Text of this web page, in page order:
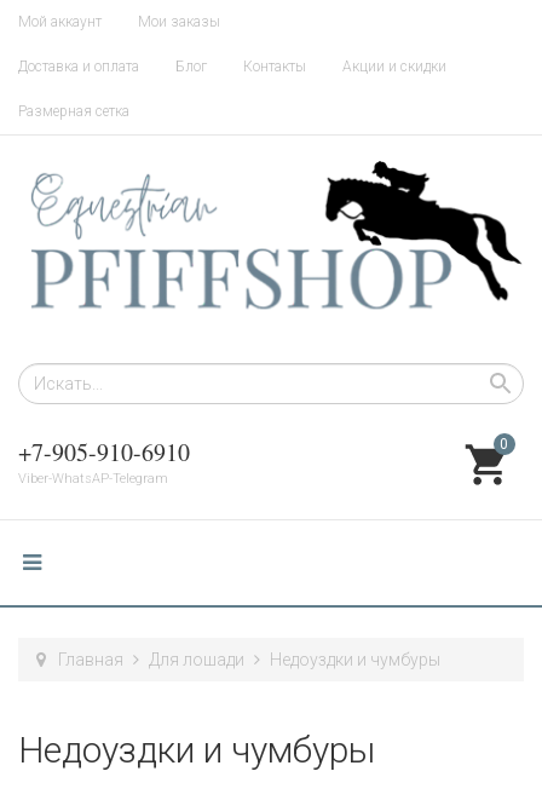
Мой аккаунт Мои заказы
Доставка и оплата Блог Контакты Акции и скидки
Размерная сетка
+7-905-910-6910
Viber-WhatsAP-Telegram
0
Главная Для лошади Недоуздки и чумбуры
Недоуздки и чумбуры